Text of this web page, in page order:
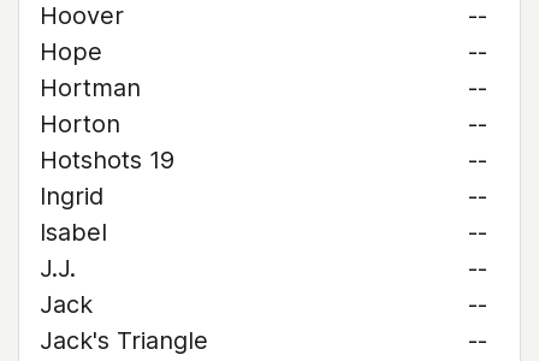
Hoover
--
Hope
--
Hortman
--
Horton
--
Hotshots 19
--
Ingrid
--
Isabel
--
J.J.
--
Jack
--
Jack's Triangle
--